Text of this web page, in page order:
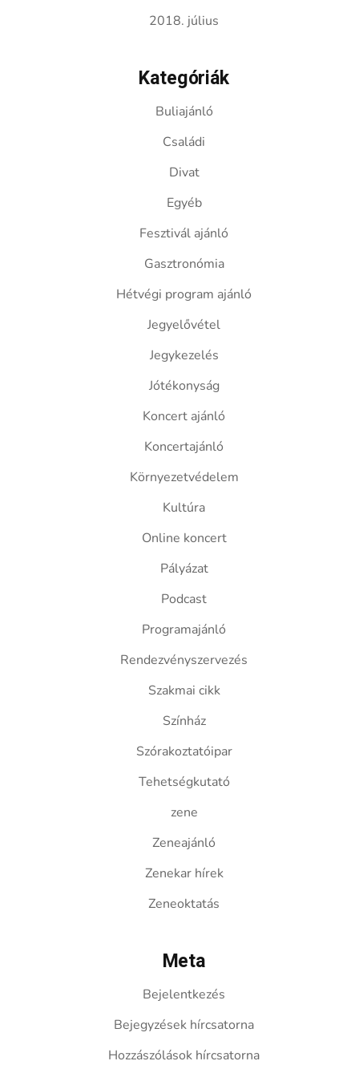
2018. július
Kategóriák
Buliajánló
Családi
Divat
Egyéb
Fesztivál ajánló
Gasztronómia
Hétvégi program ajánló
Jegyelővétel
Jegykezelés
Jótékonyság
Koncert ajánló
Koncertajánló
Környezetvédelem
Kultúra
Online koncert
Pályázat
Podcast
Programajánló
Rendezvényszervezés
Szakmai cikk
Színház
Szórakoztatóipar
Tehetségkutató
zene
Zeneajánló
Zenekar hírek
Zeneoktatás
Meta
Bejelentkezés
Bejegyzések hírcsatorna
Hozzászólások hírcsatorna